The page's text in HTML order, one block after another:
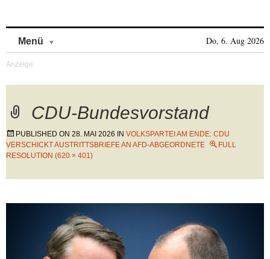
Menü Do, 6. Aug 2026
CDU-Bundesvorstand
PUBLISHED ON 28. MAI 2026 IN VOLKSPARTEI AM ENDE: CDU
VERSCHICKT AUSTRITTSBRIEFE AN AFD-ABGEORDNETE
FULL
RESOLUTION (620 × 401)